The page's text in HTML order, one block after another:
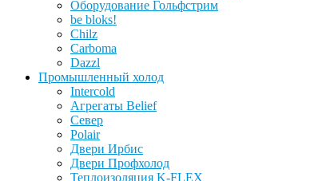
Оборудование Гольфстрим
be bloks!
Chilz
Carboma
Dazzl
Промышленный холод
Intercold
Агрегаты Belief
Север
Polair
Двери Ирбис
Двери Профхолод
Теплоизоляция K-FLEX